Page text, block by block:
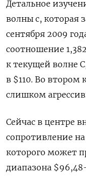
Детальное
волны c, которая
сентября 2009
соотношение
к текущей волне
в $110. Во втором
слишком
Сейчас в центре
сопротивление
которого может
диапазона